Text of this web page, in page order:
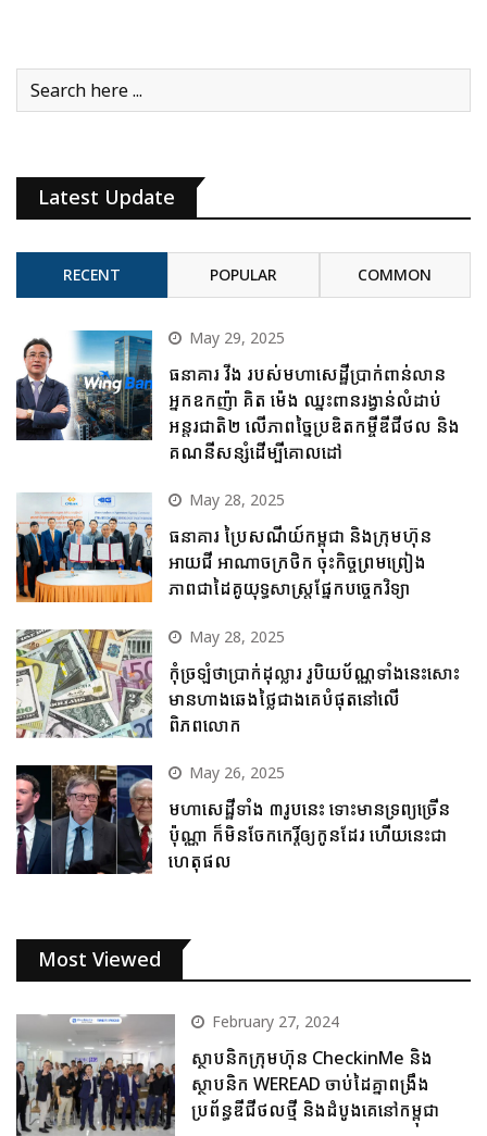
Latest Update
RECENT POPULAR COMMON
May 29, 2025
ធនាគារ វីង របស់មហាសេដ្ឋីប្រាក់ពាន់លាន
អ្នកឧកញ៉ា គិត ម៉េង ឈ្នះពានរង្វាន់លំដាប់
អន្តរជាតិ២ លើភាពច្នៃប្រឌិតកម្ចីឌីជីថល និង
គណនីសន្សំដើម្បីគោលដៅ
May 28, 2025
ធនាគារ ប្រៃសណីយ៍កម្ពុជា និងក្រុមហ៊ុន
អាយជី អាណាចក្រថិក ចុះកិច្ចព្រមព្រៀង
ភាពជាដៃគូយុទ្ធសាស្ត្រផ្នែកបច្ចេកវិទ្យា
May 28, 2025
កុំច្រឡំថាប្រាក់ដុល្លារ រូបិយប័ណ្ណទាំងនេះសោះ
មានហាងឆេងថ្លៃជាងគេបំផុតនៅលើ
ពិភពលោក
May 26, 2025
មហាសេដ្ឋីទាំង ៣រូបនេះ ទោះមានទ្រព្យច្រើន
ប៉ុណ្ណា ក៏មិនចែកកេរ្តិ៍ឲ្យកូនដែរ ហើយនេះជា
ហេតុផល
Most Viewed
February 27, 2024
ស្ថាបនិកក្រុមហ៊ុន CheckinMe និង
ស្ថាបនិក WEREAD ចាប់ដៃគ្នាពង្រឹង
ប្រព័ន្ធឌីជីថលថ្មី និងដំបូងគេនៅកម្ពុជា